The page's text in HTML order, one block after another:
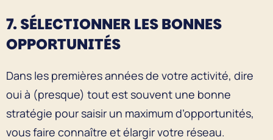
7. SÉLECTIONNER LES BONNES
OPPORTUNITÉS
Dans les premières années de votre activité, dire
oui à (presque) tout est souvent une bonne
stratégie pour saisir un maximum d’opportunités,
vous faire connaître et élargir votre réseau.